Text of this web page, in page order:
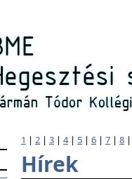
1 | 2 | 3 | 4| 5 | 6 | 7 | 8
Hírek